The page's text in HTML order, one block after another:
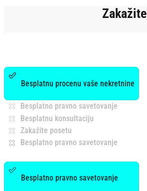
Zakažite
Besplatnu procenu vaše nekretnine
Besplatno pravno savetovanje
Besplatnu konsultaciju
Zakažite posetu
Besplatno pravno savetovanje
Besplatno pravno savetovanje